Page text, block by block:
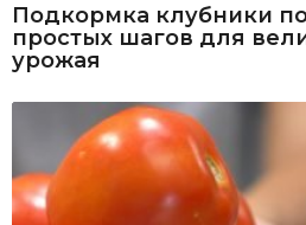
Подкормка клубники
простых шагов для
урожая